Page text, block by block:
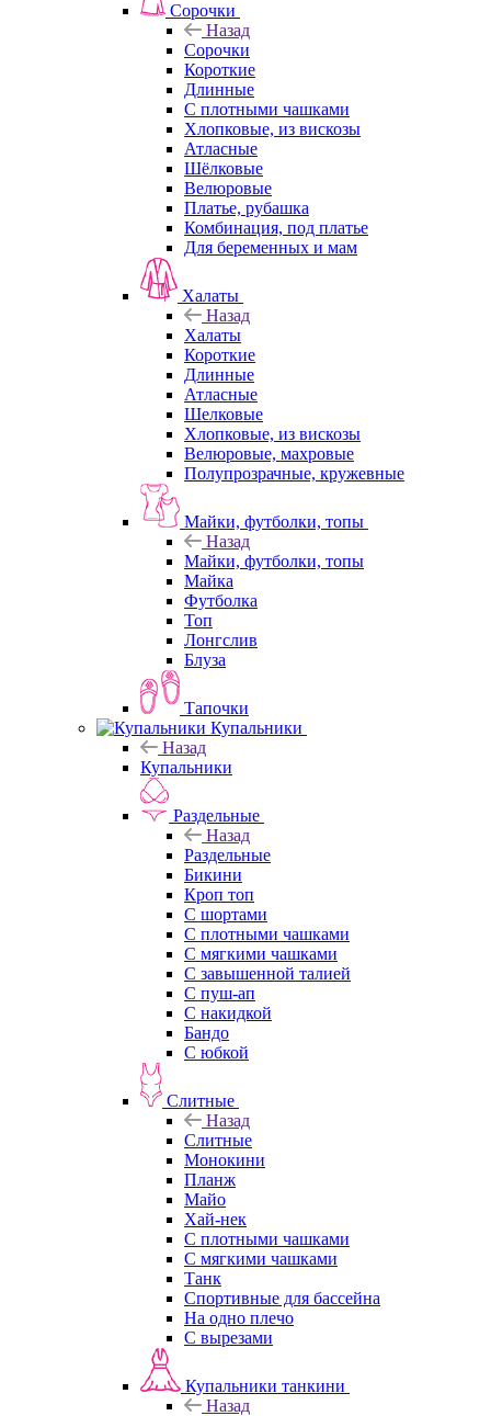
Сорочки
Назад
Сорочки
Короткие
Длинные
С плотными чашками
Хлопковые, из вискозы
Атласные
Шёлковые
Велюровые
Платье, рубашка
Комбинация, под платье
Для беременных и мам
Халаты
Назад
Халаты
Короткие
Длинные
Атласные
Шелковые
Хлопковые, из вискозы
Велюровые, махровые
Полупрозрачные, кружевные
Майки, футболки, топы
Назад
Майки, футболки, топы
Майка
Футболка
Топ
Лонгслив
Блуза
Тапочки
Купальники
Назад
Купальники
Раздельные
Назад
Раздельные
Бикини
Кроп топ
С шортами
С плотными чашками
С мягкими чашками
С завышенной талией
С пуш-ап
С накидкой
Бандо
С юбкой
Слитные
Назад
Слитные
Монокини
Планж
Майо
Хай-нек
С плотными чашками
С мягкими чашками
Танк
Спортивные для бассейна
На одно плечо
С вырезами
Купальники танкини
Назад